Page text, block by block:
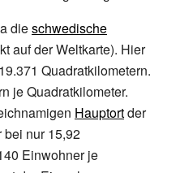
dieschwedische
auf der Weltkarte). Hier
Quadratkilometern.
je Quadratkilometer.
Hauptortder
nur 15,92
Einwohner je